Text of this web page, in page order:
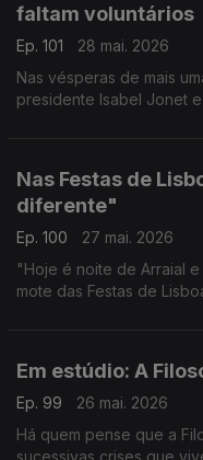
faltam voluntários
Ep. 101
28 mai. 2026
Nas vésperas de mais
presidente Isabel Jonet
Nas Festas de
diferente"
Ep. 100
27 mai. 2026
"Hoje é noite de Arraial
mote das Festas de
Em estúdio: A
Ep. 99
26 mai. 2026
Há quem pense que a
sucessivas crises que